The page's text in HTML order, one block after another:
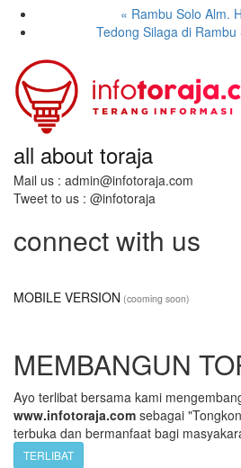
« Rambu Solo Alm.
Tedong Silaga di Rambu
all about toraja
Mail us : admin@infotoraja.com
Tweet to us : @infotoraja
connect with us
MOBILE VERSION (cooming soon)
MEMBANGUN
Ayo terlibat bersama kami
www.infotoraja.com sebagai
terbuka dan bermanfaat bagi
TERLIBAT